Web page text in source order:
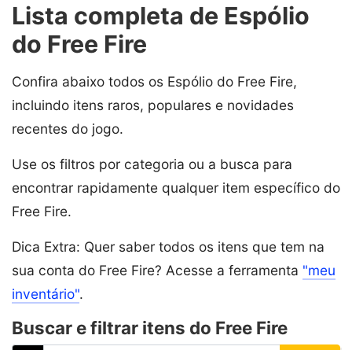
Lista completa de Espólio
do Free Fire
Confira abaixo todos os Espólio do Free Fire,
incluindo itens raros, populares e novidades
recentes do jogo.
Use os filtros por categoria ou a busca para
encontrar rapidamente qualquer item específico do
Free Fire.
Dica Extra: Quer saber todos os itens que tem na
sua conta do Free Fire? Acesse a ferramenta "meu
inventário".
Buscar e filtrar itens do Free Fire